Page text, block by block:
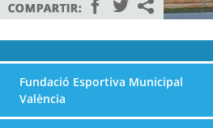
Fundació Esportiva Municipal
València